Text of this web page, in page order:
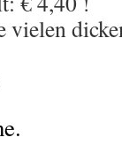
vielen